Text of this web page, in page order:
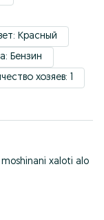
Красный
Бензин
хозяев: 1
xaloti alo